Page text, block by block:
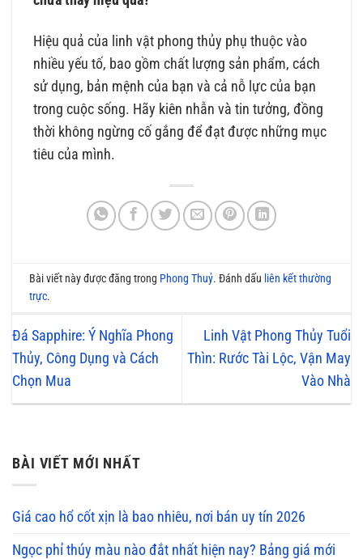
Hiệu quả của linh vật phong thủy phụ thuộc vào
nhiều yếu tố, bao gồm chất lượng sản phẩm, cách
sử dụng, bản mệnh của bạn và cả nỗ lực của bạn
trong cuộc sống. Hãy kiên nhẫn và tin tưởng, đồng
thời không ngừng cố gắng để đạt được những mục
tiêu của mình.
Bài viết này được đăng trong Phong Thuỷ. Đánh dấu liên kết thường
trực.
Đá Sapphire: Ý Nghĩa Phong
Thủy, Công Dụng và Cách
Chọn Mua
Linh Vật Phong Thủy Tuổi
Thìn: Rước Tài Lộc, Vận May
Vào Nhà
BÀI VIẾT MỚI NHẤT
Giá cao hổ cốt xịn là bao nhiêu, nơi bán uy tín 2026
Ngọc phỉ thúy màu nào đắt nhất hiện nay? Bảng giá mới